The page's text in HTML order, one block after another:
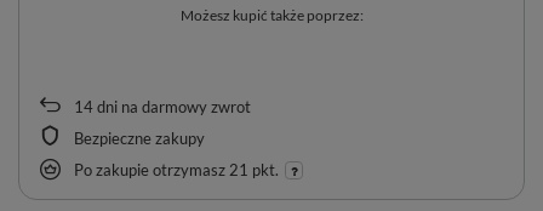
14dni na darmowy zwrot
Bezpieczne zakupy
Po zakupie otrzymasz21 pkt.
Możesz kupić także poprzez: